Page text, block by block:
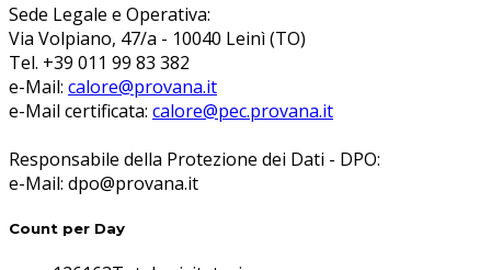
Sede Legale e Operativa:
Via Volpiano, 47/a - 10040 Leinì (TO)
Tel. +39 011 99 83 382
e-Mail: calore@provana.it
e-Mail certificata: calore@pec.provana.it
Responsabile della Protezione dei Dati - DPO:
e-Mail: dpo@provana.it
Count per Day